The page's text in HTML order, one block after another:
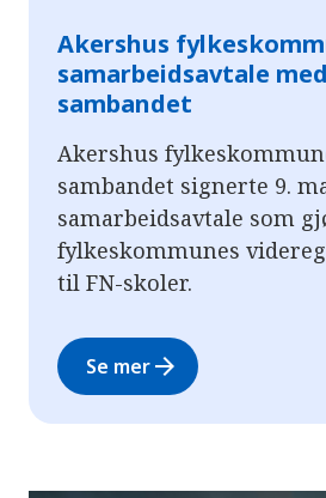
Akershus
samarbeidsavtale
sambandet
Akershus
sambandet signerte 9.
samarbeidsavtale som
fylkeskommunes
til FN-skoler.
Se merarrow_forward